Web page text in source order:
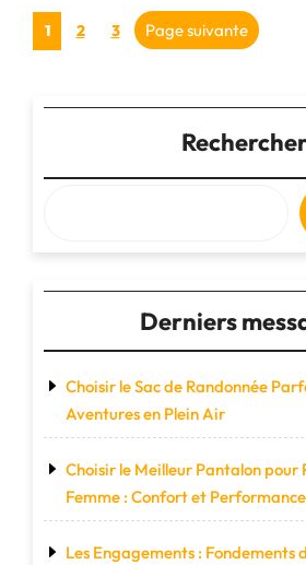
Pagination
publications
Page
1 Page
2 Page
3 Page suivante
Derniers
Choisir le Sac de Randonnée
Aventures en Plein Air
Choisir le Meilleur Pantalon pour
Femme : Confort et
Les Engagements : Fondements